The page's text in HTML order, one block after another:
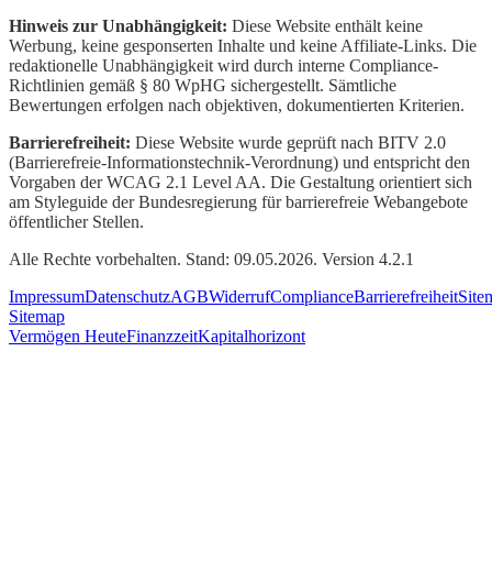
Hinweis zur Unabhängigkeit: Diese Website enthält keine
Werbung, keine gesponserten Inhalte und keine Affiliate-Links. Die
redaktionelle Unabhängigkeit wird durch interne Compliance-
Richtlinien gemäß § 80 WpHG sichergestellt. Sämtliche
Bewertungen erfolgen nach objektiven, dokumentierten Kriterien.
Barrierefreiheit: Diese Website wurde geprüft nach BITV 2.0
(Barrierefreie-Informationstechnik-Verordnung) und entspricht den
Vorgaben der WCAG 2.1 Level AA. Die Gestaltung orientiert sich
am Styleguide der Bundesregierung für barrierefreie Webangebote
öffentlicher Stellen.
Alle Rechte vorbehalten. Stand: 09.05.2026. Version 4.2.1
ImpressumDatenschutzAGBWiderrufComplianceBarrierefreiheit
Sitemap
Vermögen HeuteFinanzzeitKapitalhorizont